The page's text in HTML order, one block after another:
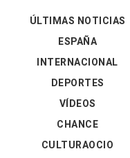
ÚLTIMAS NOTICIAS
ESPAÑA
INTERNACIONAL
DEPORTES
VÍDEOS
CHANCE
CULTURAOCIO